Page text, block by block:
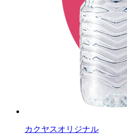
カクヤスオリジナル